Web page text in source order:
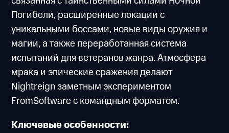
Погибели, расширенные локации с
уникальными боссами, новые виды оружия и
магии, а также переработанная система
испытаний для ветеранов жанра. Атмосфера
мрака и эпические сражения делают
Nightreign заметным экспериментом
FromSoftware с командным форматом.
Ключевые особенности: